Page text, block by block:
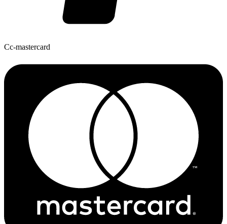
Cc-mastercard